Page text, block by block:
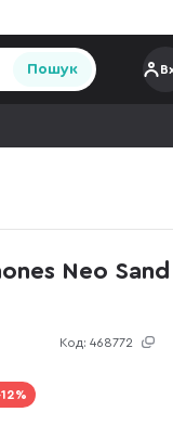
Пошук
Neo
Код: 468772